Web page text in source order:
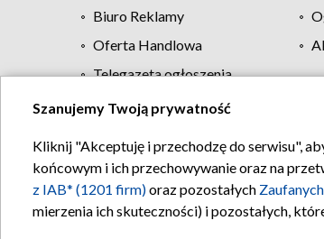
Biuro Reklamy
Oferta Handlowa
Telegazeta ogłoszenia
Szanujemy Twoją prywatność
Kliknij "Akceptuję i przechodzę do serwisu",
końcowym i ich przechowywanie oraz na
z IAB* (1201 firm)oraz pozostałych
mierzenia ich skuteczności) i pozostałych,